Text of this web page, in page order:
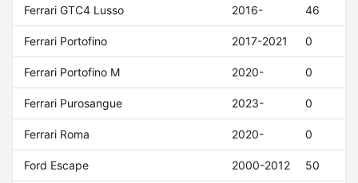
Ferrari GTC4 Lusso 2016- 46
Ferrari Portofino 2017-2021 0
Ferrari Portofino M 2020- 0
Ferrari Purosangue 2023- 0
Ferrari Roma 2020- 0
Ford Escape 2000-2012 50